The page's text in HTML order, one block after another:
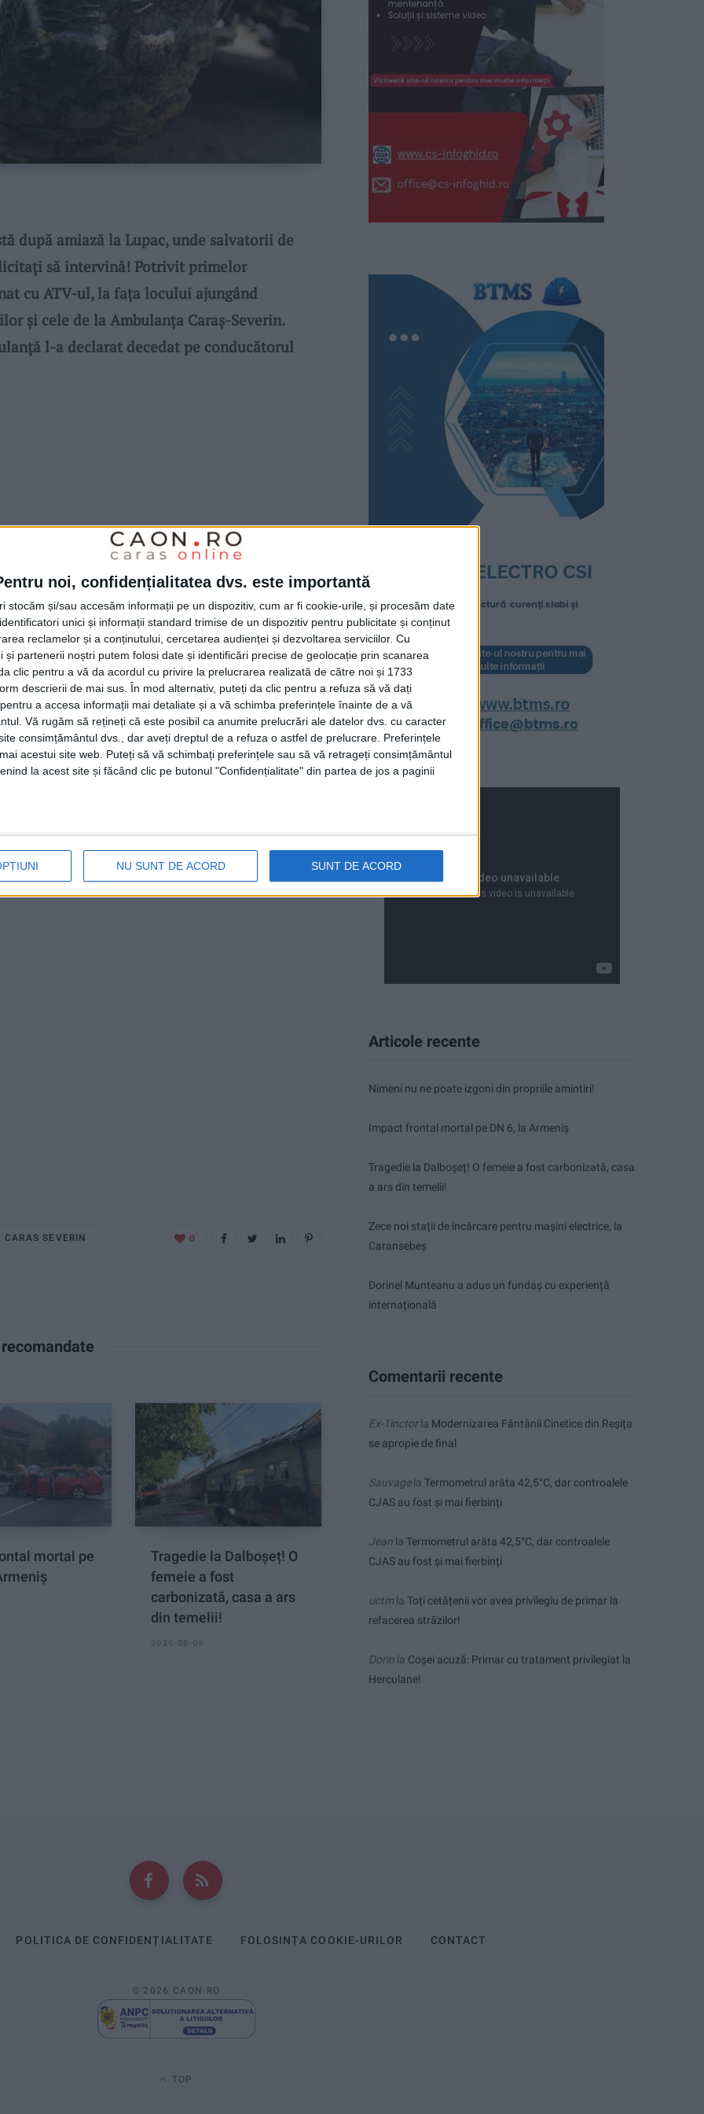
noi, confidențialitatea dvs. este importantă
stocăm și/sau accesăm informații pe un dispozitiv, cum ar fi cookie-urile, și procesăm date
unici și informații standard trimise de un dispozitiv pentru publicitate și conținut
reclamelor și a conținutului, cercetarea audienței și dezvoltarea serviciilor. Cu
și partenerii noștri putem folosi date și identificări precise de geolocație prin scanarea
clic pentru a vă da acordul cu privire la prelucrarea realizată de către noi și 1733
descrierii de mai sus. În mod alternativ, puteți da clic pentru a refuza să vă dați
a accesa informații mai detaliate și a vă schimba preferințele înainte de a vă
Vă rugăm să rețineți că este posibil ca anumite prelucrări ale datelor dvs. cu caracter
consimțământul dvs., dar aveți dreptul de a refuza o astfel de prelucrare. Preferințele
acestui site web. Puteți să vă schimbați preferințele sau să vă retrageți consimțământul
la acest site și făcând clic pe butonul "Confidențialitate" din partea de jos a paginii
NU SUNT DE ACORD SUNT DE ACORD
după amiază la Lupac, unde salvatorii de
să intervină! Potrivit primelor
cu ATV-ul, la fața locului ajungând
și cele de la Ambulanța Caraș-Severin.
l-a declarat decedat pe conducătorul
stabilit că în timp ce un bărbat de 43 de
Lupac,într-o zonă împădurită, pe un
la aproximativ 2 km deDJ 581 către
vehiculului, răsturnându-se și
deplasat la fața locului a constatat
cercetările în acest caz în vederea
în care s-a produs evenimentul“, a
IPJ Caraș Severin.
CARAS SEVERIN 0
mortal pe
Tragedie la Dalboşeț! O
femeie a fost
carbonizată, casa a ars
din temelii!
2026-08-09
Articole recente
Nimeni nu ne poate izgoni din propriile amintiri!
Impact frontal mortal pe DN 6, la Armeniș
Tragedie la Dalboşeț! O femeie a fost carbonizată, casa
a ars din temelii!
Zece noi stații de încărcare pentru mașini electrice, la
Caransebeș
Dorinel Munteanu a adus un fundaș cu experiență
internațională
Comentarii recente
Ex-Tinctorla Modernizarea Fântânii Cinetice din Reșița
se apropie de final
Sauvagela Termometrul arăta 42,5°C, dar controalele
CJAS au fost și mai fierbinți
Jean la Termometrul arăta 42,5°C, dar controalele
CJAS au fost și mai fierbinți
uctmla Toți cetățenii vor avea privilegiu de primar la
refacerea străzilor!
Dorin la Coșei acuză: Primar cu tratament privilegiat la
Herculane!
POLITICA DE CONFIDENȚIALITATE FOLOSINȚA COOKIE-URILOR CONTACT
© 2026 CAON.RO
TOP